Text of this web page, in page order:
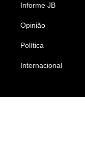
Informe JB
Opinião
Política
Internacional